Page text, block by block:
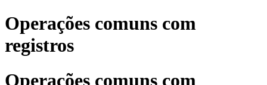
Operações comuns com
registros
Operações comuns com